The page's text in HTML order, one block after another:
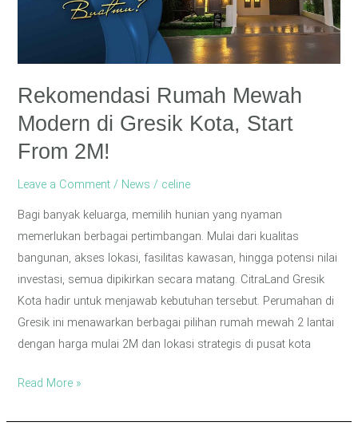
Rekomendasi Rumah Mewah
Modern di Gresik Kota, Start
From 2M!
Leave a Comment / News / celine
Bagi banyak keluarga, memilih hunian yang nyaman
memerlukan berbagai pertimbangan. Mulai dari kualitas
bangunan, akses lokasi, fasilitas kawasan, hingga potensi nilai
investasi, semua dipikirkan secara matang. CitraLand Gresik
Kota hadir untuk menjawab kebutuhan tersebut. Perumahan di
Gresik ini menawarkan berbagai pilihan rumah mewah 2 lantai
dengan harga mulai 2M dan lokasi strategis di pusat kota
Start
From
2M!
Read More »